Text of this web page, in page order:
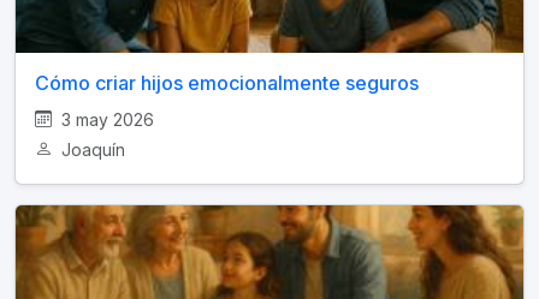
Cómo criar hijos emocionalmente seguros
3 may 2026
Joaquín